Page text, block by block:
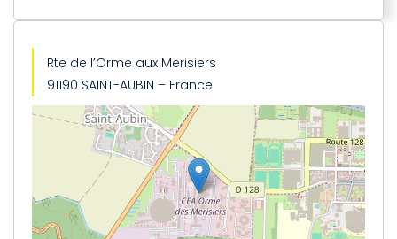
Rte de l’Orme aux Merisiers
91190 SAINT-AUBIN – France